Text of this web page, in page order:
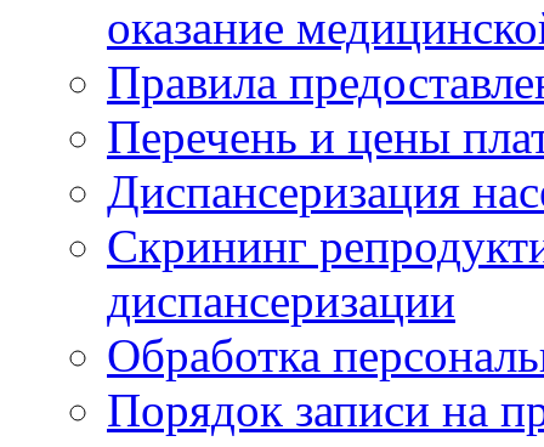
оказание
Правила
Перечень и цены
Диспансеризация
Скрининг
диспансеризации
Обработка
Порядок записи на